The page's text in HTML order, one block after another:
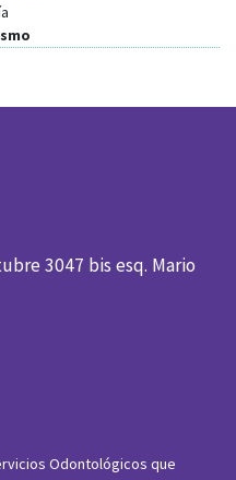
3047 bis esq. Mario
Odontológicos que